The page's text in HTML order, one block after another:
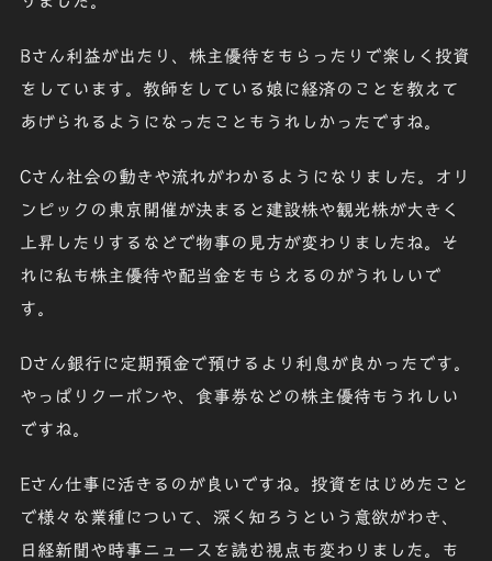
Bさん利益が出たり、株主優待をもらったりで楽しく投資
をしています。教師をしている娘に経済のことを教えて
あげられるようになったこともうれしかったですね。
Cさん社会の動きや流れがわかるようになりました。オリ
ンピックの東京開催が決まると建設株や観光株が大きく
上昇したりするなどで物事の見方が変わりましたね。そ
れに私も株主優待や配当金をもらえるのがうれしいで
す。
Dさん銀行に定期預金で預けるより利息が良かったです。
やっぱりクーポンや、食事券などの株主優待もうれしい
ですね。
Eさん仕事に活きるのが良いですね。投資をはじめたこと
で様々な業種について、深く知ろうという意欲がわき、
日経新聞や時事ニュースを読む視点も変わりました。も